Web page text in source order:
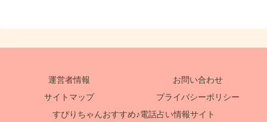
運営者情報
お問い合わせ
サイトマップ
プライバシーポリシー
すぴりちゃんおすすめ♪電話占い情報サイト